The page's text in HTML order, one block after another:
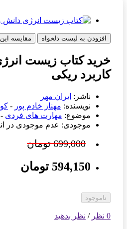
افزودن به لیست دلخواه مقایسه
خرید کتاب زیست
کاربرد ریکی
ناشر: ایران مهر
نویسنده: مهناز خادم پور -
موضوع: مهارت های فردی -
موجودی: عدم موجودی در
699,000 تومان
594,150 تومان
ناموجود
0 نظر / نظر بدهید